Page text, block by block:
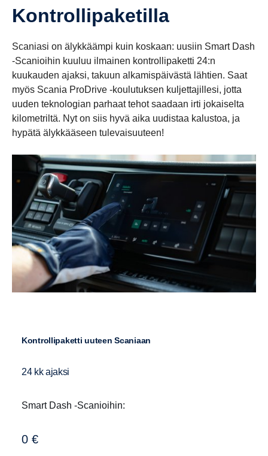
Kontrol­li­pa­ke­tilla
Scaniasi on älykkäämpi kuin koskaan: uusiin Smart Dash
-Scanioihin kuuluu ilmainen kontrollipaketti 24:n
kuukauden ajaksi, takuun alkamispäivästä lähtien. Saat
myös Scania ProDrive -koulutuksen kuljettajillesi, jotta
uuden teknologian parhaat tehot saadaan irti jokaiselta
kilometriltä. Nyt on siis hyvä aika uudistaa kalustoa, ja
hypätä älykkääseen tulevaisuuteen!
Kontrollipaketti uuteen Scaniaan
24 kk ajaksi
Smart Dash -Scanioihin:
0 €